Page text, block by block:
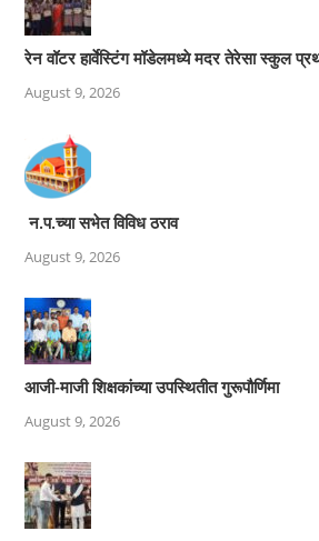
रेन वॉटर हार्वेस्टिंग मॉडेलमध्ये मदर तेरेसा स्कुल
August 9, 2026
न.प.च्या सभेत विविध ठराव
August 9, 2026
आजी-माजी शिक्षकांच्या उपस्थितीत गुरूपौर्णिमा
August 9, 2026